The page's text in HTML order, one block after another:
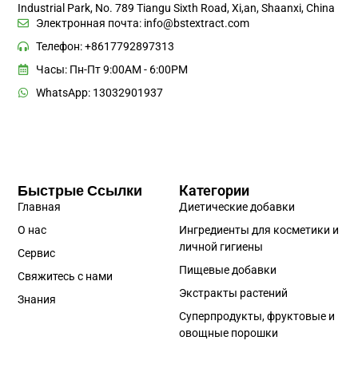
Категории
Диетические добавки
Ингредиенты для косметики и
личной гигиены
Пищевые добавки
Экстракты растений
Суперпродукты, фруктовые и
овощные порошки
Быстрые Ссылки
Главная
О нас
Сервис
Свяжитесь с нами
Знания
Industrial Park, No. 789 Tiangu Sixth Road, Xi,an, Shaanxi, China
Электронная почта: info@bstextract.com
Телефон: +8617792897313
Часы: Пн-Пт 9:00AM - 6:00PM
WhatsApp: 13032901937